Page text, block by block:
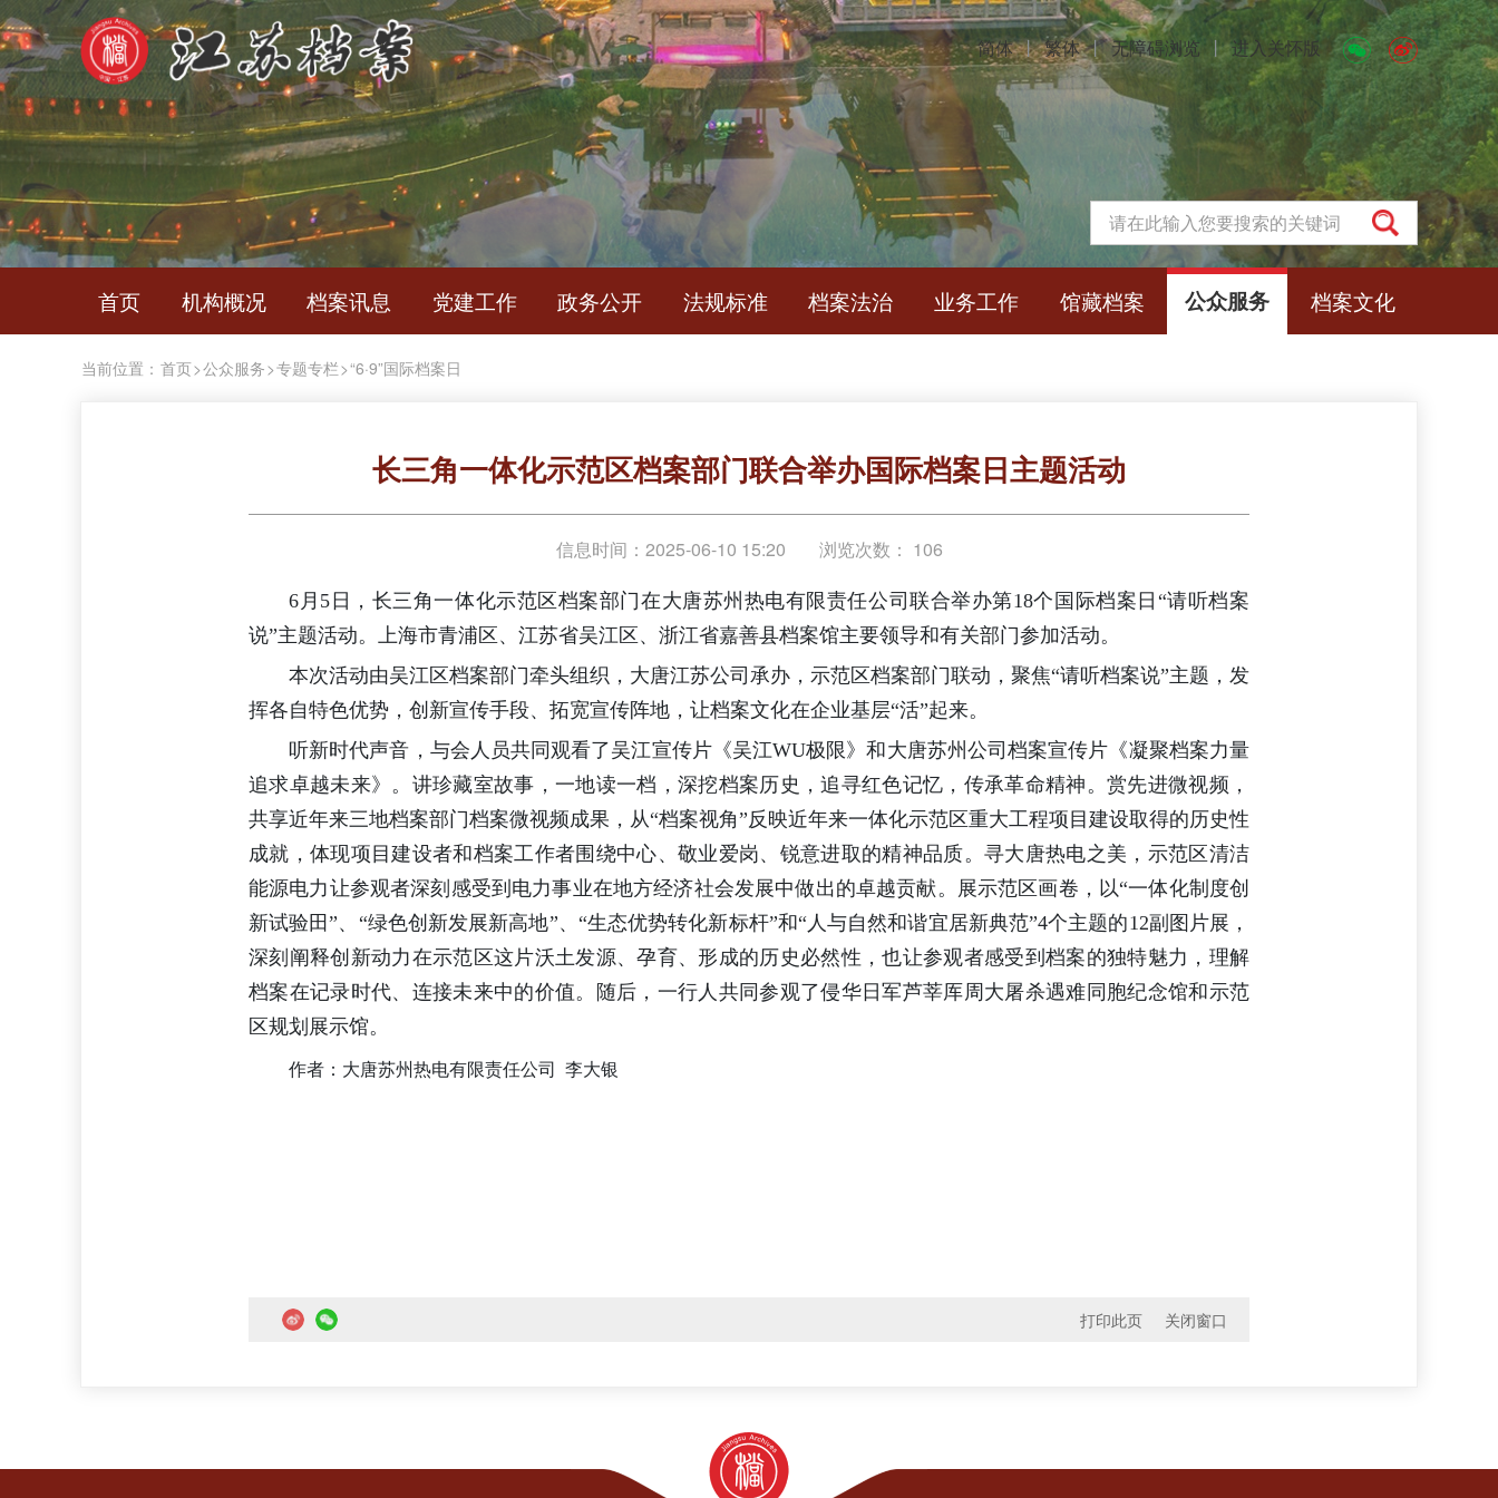
简体 丨 繁体 丨 无障碍浏览 丨 进入关怀版
首页 机构概况 档案讯息 党建工作 政务公开 法规标准 档案法治 业务工作 馆藏档案 公众服务 档案文化
当前位置： 首页>公众服务>专题专栏>“6·9”国际档案日
长三角一体化示范区档案部门联合举办国际档案日主题活动
信息时间：2025-06-10 15:20 浏览次数： 106
6月5日，长三角一体化示范区档案部门在大唐苏州热电有限责任公司联合举办第18个国际档案日“请听档案
说”主题活动。上海市青浦区、江苏省吴江区、浙江省嘉善县档案馆主要领导和有关部门参加活动。
本次活动由吴江区档案部门牵头组织，大唐江苏公司承办，示范区档案部门联动，聚焦“请听档案说”主题，发
挥各自特色优势，创新宣传手段、拓宽宣传阵地，让档案文化在企业基层“活”起来。
听新时代声音，与会人员共同观看了吴江宣传片《吴江WU极限》和大唐苏州公司档案宣传片《凝聚档案力量
追求卓越未来》。讲珍藏室故事，一地读一档，深挖档案历史，追寻红色记忆，传承革命精神。赏先进微视频，
共享近年来三地档案部门档案微视频成果，从“档案视角”反映近年来一体化示范区重大工程项目建设取得的历史性
成就，体现项目建设者和档案工作者围绕中心、敬业爱岗、锐意进取的精神品质。寻大唐热电之美，示范区清洁
能源电力让参观者深刻感受到电力事业在地方经济社会发展中做出的卓越贡献。展示范区画卷，以“一体化制度创
新试验田”、“绿色创新发展新高地”、“生态优势转化新标杆”和“人与自然和谐宜居新典范”4个主题的12副图片展，
深刻阐释创新动力在示范区这片沃土发源、孕育、形成的历史必然性，也让参观者感受到档案的独特魅力，理解
档案在记录时代、连接未来中的价值。随后，一行人共同参观了侵华日军芦莘厍周大屠杀遇难同胞纪念馆和示范
区规划展示馆。
作者：大唐苏州热电有限责任公司 李大银
打印此页 关闭窗口